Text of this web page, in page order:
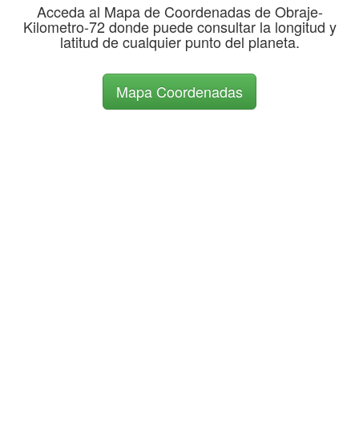
Acceda al Mapa de Coordenadas de Obraje-
Kilometro-72 donde puede consultar la longitud y
latitud de cualquier punto del planeta.
Mapa Coordenadas